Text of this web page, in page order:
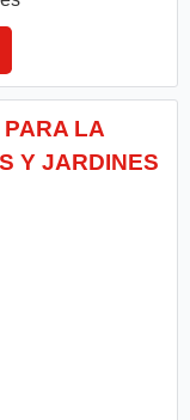
LA
Y JARDINES